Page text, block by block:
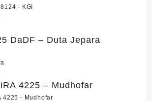
DaDF – Duta Jepara
4225 – Mudhofar